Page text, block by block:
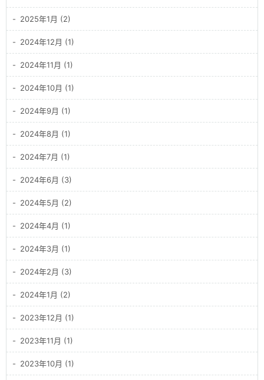
2025年1月 (2)
2024年12月 (1)
2024年11月 (1)
2024年10月 (1)
2024年9月 (1)
2024年8月 (1)
2024年7月 (1)
2024年6月 (3)
2024年5月 (2)
2024年4月 (1)
2024年3月 (1)
2024年2月 (3)
2024年1月 (2)
2023年12月 (1)
2023年11月 (1)
2023年10月 (1)